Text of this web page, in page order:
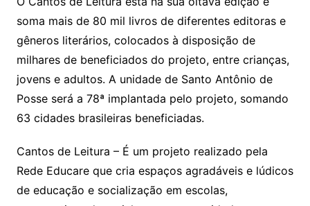
soma mais de 80 mil livros de diferentes editoras e
gêneros literários, colocados à disposição de
milhares de beneficiados do projeto, entre crianças,
jovens e adultos. A unidade de Santo Antônio de
Posse será a 78ª implantada pelo projeto, somando
63 cidades brasileiras beneficiadas.
Cantos de Leitura – É um projeto realizado pela
Rede Educare que cria espaços agradáveis e lúdicos
de educação e socialização em escolas,